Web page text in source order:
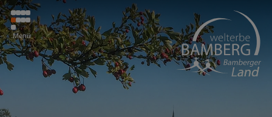
Menü